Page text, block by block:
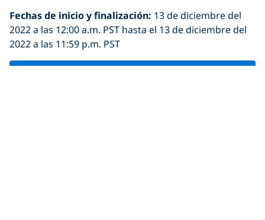
Fechas de inicio y finalización: 13 de diciembre del
2022 a las 12:00 a.m. PST hasta el 13 de diciembre del
2022 a las 11:59 p.m. PST